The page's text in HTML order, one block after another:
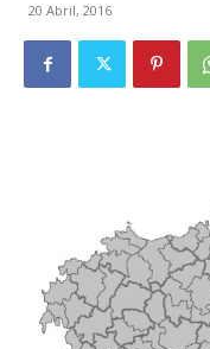
20 Abril, 2016